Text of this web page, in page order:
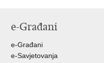
FacebookuTwitteru
e-Građani
e-Građani
e-Savjetovanja